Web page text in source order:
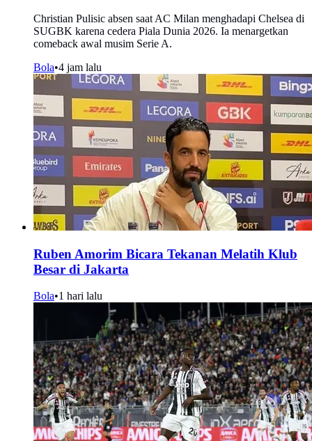
Christian Pulisic absen saat AC Milan menghadapi Chelsea di
SUGBK karena cedera Piala Dunia 2026. Ia menargetkan
comeback awal musim Serie A.
Bola•4 jam lalu
Ruben Amorim Bicara Tekanan Melatih Klub
Besar di Jakarta
Bola•1 hari lalu